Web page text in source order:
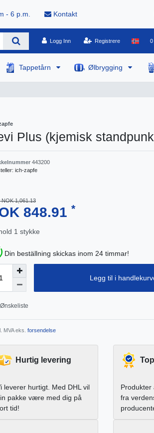
- 6 p.m. Kontakt
Logg Inn Registrere 0
Tappetårn Ølbrygging
Plus (kjemisk
443200
ich-zapfe
NOK 1,061.13
848.91 *
1 stykke
Din beställning skickas inom 24 timmar!
Legg til i
Ønskeliste
MVA eks. forsendelse
Hurtig levering
leverer hurtigt. Med DHL vil
pakke være med dig på
tid!
Produkter
fra